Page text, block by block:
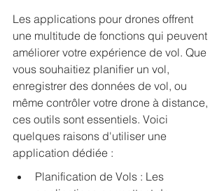
Les applications pour drones offrent
une multitude de fonctions qui peuvent
améliorer votre expérience de vol. Que
vous souhaitiez planifier un vol,
enregistrer des données de vol, ou
même contrôler votre drone à distance,
ces outils sont essentiels. Voici
quelques raisons d'utiliser une
application dédiée :
Planification de Vols : Les